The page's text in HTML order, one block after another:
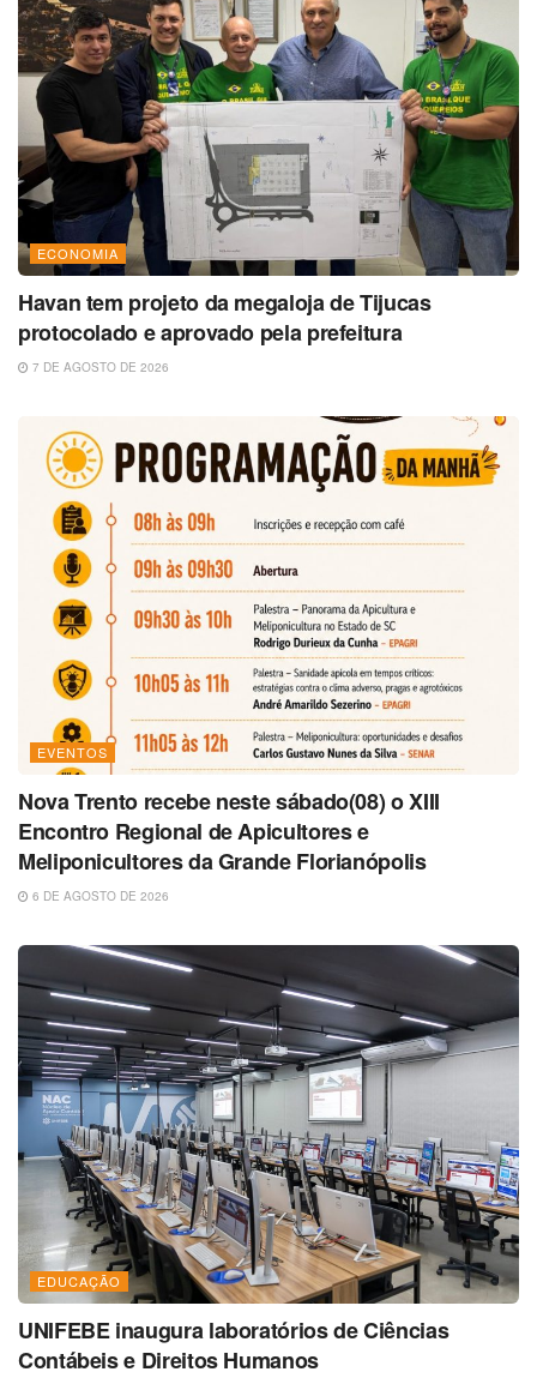
ECONOMIA
Havan tem projeto da megaloja de Tijucas
protocolado e aprovado pela prefeitura
7 DE AGOSTO DE 2026
EVENTOS
Nova Trento recebe neste sábado(08) o XIII
Encontro Regional de Apicultores e
Meliponicultores da Grande Florianópolis
6 DE AGOSTO DE 2026
EDUCAÇÃO
UNIFEBE inaugura laboratórios de Ciências
Contábeis e Direitos Humanos